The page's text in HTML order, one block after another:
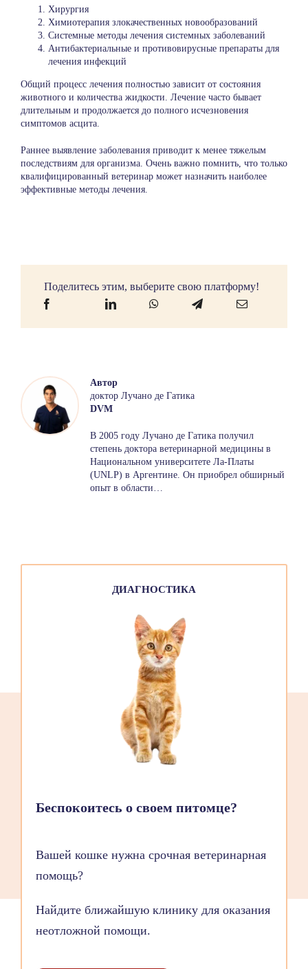
Хирургия
Химиотерапия злокачественных новообразований
Системные методы лечения системных заболеваний
Антибактериальные и противовирусные препараты для
лечения инфекций
Общий процесс лечения полностью зависит от состояния
животного и количества жидкости. Лечение часто бывает
длительным и продолжается до полного исчезновения
симптомов асцита.
Раннее выявление заболевания приводит к менее тяжелым
последствиям для организма. Очень важно помнить, что только
квалифицированный ветеринарможет назначить наиболее
эффективные методы лечения.
Поделитесь этим, выберите свою платформу!
Автор
доктор Лучано де Гатика
DVM
В 2005 году Лучано де Гатика получил
степень доктора ветеринарной медицины в
Национальном университете Ла-Платы
(UNLP) в Аргентине. Он приобрел обширный
опыт в области…
ДИАГНОСТИКА
Беспокоитесь о своем питомце?
Вашей кошке нужна срочная ветеринарная
помощь?
Найдите ближайшую клинику для оказания
неотложной помощи.